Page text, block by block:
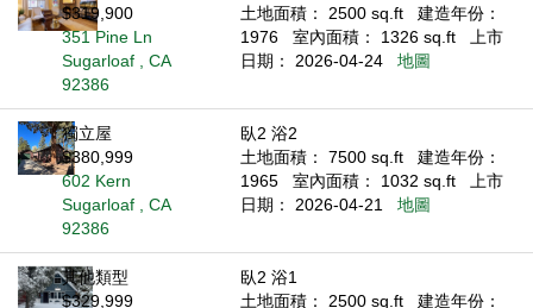
$319,900
351 Pine Ln
Sugarloaf , CA
92386
土地面積： 2500 sq.ft
建造年份：
1976
室內面積： 1326 sq.ft
上市
日期： 2026-04-24
地圖
獨立屋
$380,999
602 Kern
Sugarloaf , CA
92386
臥2 浴2
土地面積： 7500 sq.ft
建造年份：
1965
室內面積： 1032 sq.ft
上市
日期： 2026-04-21
地圖
其他類型
$329,999
臥2 浴1
土地面積： 2500 sq.ft
建造年份：